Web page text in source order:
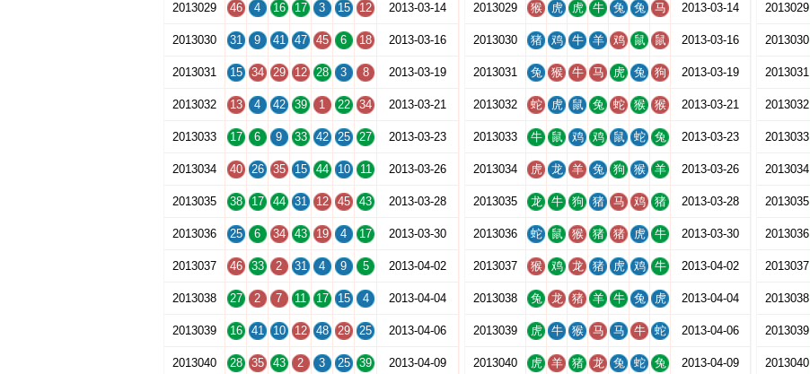
2013029 46 4 16 17 3 15 12 2013-03-14
2013030 31 9 41 47 45 6 18 2013-03-16
2013031 15 34 29 12 28 3 8 2013-03-19
2013032 13 4 42 39 1 22 34 2013-03-21
2013033 17 6 9 33 42 25 27 2013-03-23
2013034 40 26 35 15 44 10 11 2013-03-26
2013035 38 17 44 31 12 45 43 2013-03-28
2013036 25 6 34 43 19 4 17 2013-03-30
2013037 46 33 2 31 4 9 5 2013-04-02
2013038 27 2 7 11 17 15 4 2013-04-04
2013039 16 41 10 12 48 29 25 2013-04-06
2013040 28 35 43 2 3 25 39 2013-04-09
2013029 猴 虎 虎 牛 兔 兔 马 2013-03-14
2013030 猪 鸡 牛 羊 鸡 鼠 鼠 2013-03-16
2013031 兔 猴 牛 马 虎 兔 狗 2013-03-19
2013032 蛇 虎 鼠 兔 蛇 猴 猴 2013-03-21
2013033 牛 鼠 鸡 鸡 鼠 蛇 兔 2013-03-23
2013034 虎 龙 羊 兔 狗 猴 羊 2013-03-26
2013035 龙 牛 狗 猪 马 鸡 猪 2013-03-28
2013036 蛇 鼠 猴 猪 猪 虎 牛 2013-03-30
2013037 猴 鸡 龙 猪 虎 鸡 牛 2013-04-02
2013038 兔 龙 猪 羊 牛 兔 虎 2013-04-04
2013039 虎 牛 猴 马 马 牛 蛇 2013-04-06
2013040 虎 羊 猪 龙 兔 蛇 兔 2013-04-09
2013029
2013030
2013031
2013032
2013033
2013034
2013035
2013036
2013037
2013038
2013039
2013040